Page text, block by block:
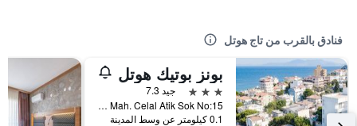
فنادق بالقرب من تاج هوتل
بونز بوتيك هوتل
3 نجوم
جيد 7.3
Kadinlar Denizi Mah. Celal Atik Sok No:15, كوساداسي, تركيا
0.1 كيلومتر عن وسط المدينة